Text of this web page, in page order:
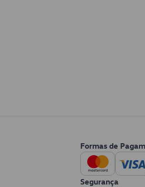
Formas de
Segurança